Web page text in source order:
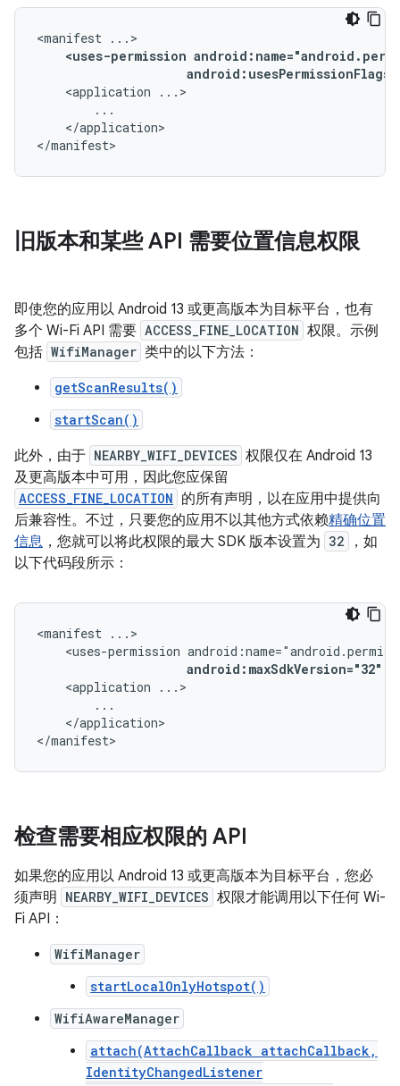
<manifest
<uses-permission
<application
</application>
</manifest>
旧版本和某些 API 需要位置信息权限
即使您的应用以 Android 13 或更高版本为目标平台，也有
多个 Wi-Fi API 需要 ACCESS_FINE_LOCATION 权限。示例
包括 WifiManager 类中的以下方法：
getScanResults()
startScan()
此外，由于 NEARBY_WIFI_DEVICES 权限仅在 Android 13
及更高版本中可用，因此您应保留
ACCESS_FINE_LOCATION 的所有声明，以在应用中提供向
后兼容性。不过，只要您的应用不以其他方式依赖精确位置
信息 ，您就可以将此权限的最大 SDK 版本设置为 32
，如
以下代码段所示：
<manifest
<uses-permission
android:maxSdkVersion="32"
<application
</application>
</manifest>
检查需要相应权限的 API
如果您的应用以 Android 13 或更高版本为目标平台，您必
须声明
NEARBY_WIFI_DEVICES 权限才能调用以下任何 Wi-
Fi API：
WifiManager
startLocalOnlyHotspot()
WifiAwareManager
attach(AttachCallback attachCallback,
IdentityChangedListener